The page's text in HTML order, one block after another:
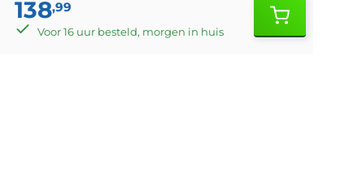
138,99
Voor 16 uur besteld, morgen in huis